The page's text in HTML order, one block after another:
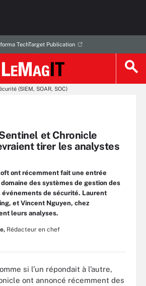
TechTarget Publication
(SIEM, SOAR, SOC)
et Chronicle
tirer les analystes
ont récemment fait une entrée
des systèmes de gestion des
événements de sécurité. Laurent
et Vincent Nguyen, chez
leurs analyses.
Rédacteur en chef
si l’un répondait à l’autre,
ont annoncé récemment des